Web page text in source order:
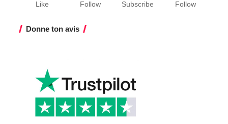
Like Follow Subscribe Follow
Donne ton avis